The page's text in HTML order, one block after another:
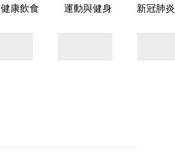
健康飲食 運動與健身 新冠肺炎